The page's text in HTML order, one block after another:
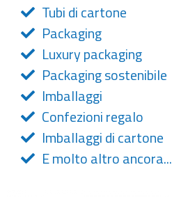
Tubi di cartone
Packaging
Luxury packaging
Packaging sostenibile
Imballaggi
Confezioni regalo
Imballaggi di cartone
E molto altro ancora...